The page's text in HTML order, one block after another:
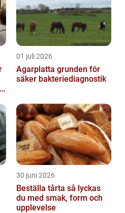
01 juli 2026
Agarplatta grunden för
säker bakteriediagnostik
30 juni 2026
Beställa tårta så lyckas
du med smak, form och
upplevelse